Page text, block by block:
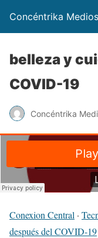
Concéntrika Medios
belleza y
COVID-19
Concéntrika
Conexion Central ·
después del COVID-19